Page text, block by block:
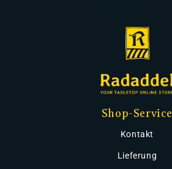
Shop-Service
Kontakt
Lieferung